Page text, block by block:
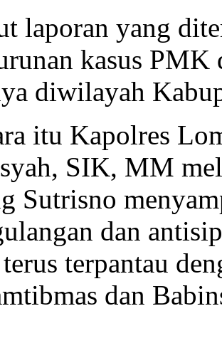
laporan yang
kasus
diwilayah
itu Kapolres
SIK, MM
Sutrisno
dan
terpantau
dan